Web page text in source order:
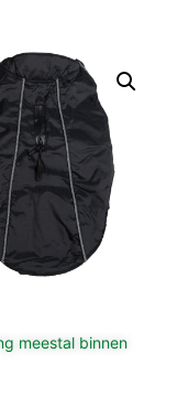
meestal binnen